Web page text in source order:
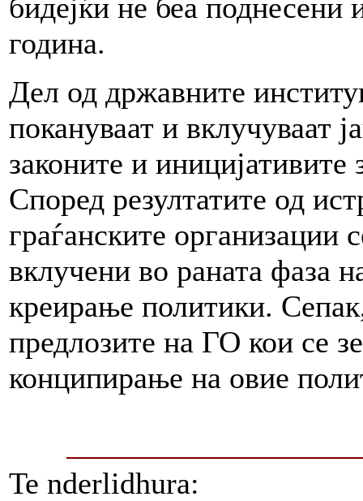
бидејќи не беа
година.
Дел од државните
покануваат и вклучуваат
законите и
Според резултатите од
граѓанските организации
вклучени во раната фаза
креирање политики.
предлозите на ГО кои се
конципирање на овие
Te nderlidhura: